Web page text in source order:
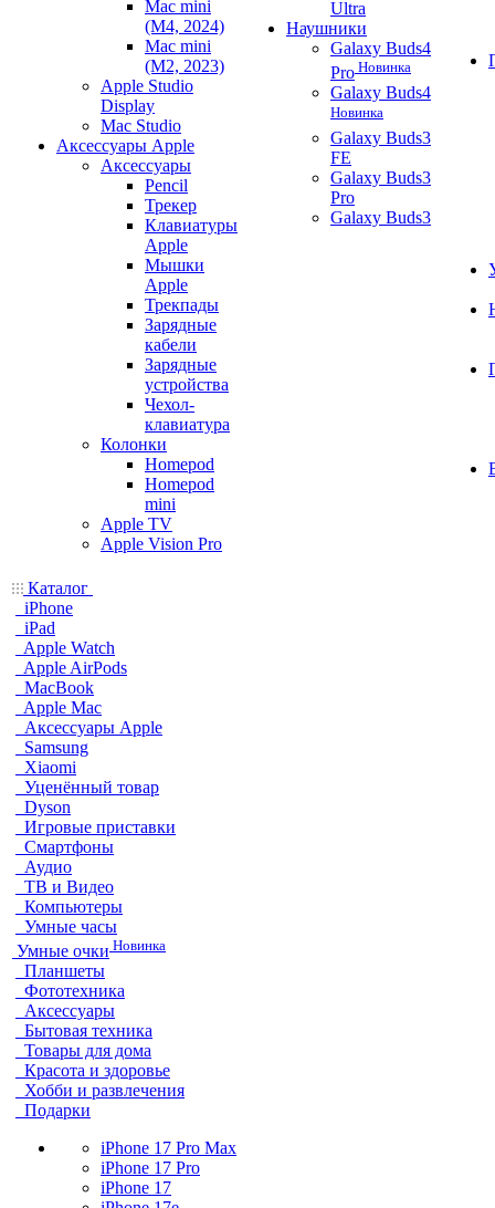
Mac mini
(M4, 2024)
Mac mini
(M2, 2023)
Apple Studio
Display
Mac Studio
Аксессуары Apple
Аксессуары
Pencil
Трекер
Клавиатуры
Apple
Мышки
Apple
Трекпады
Зарядные
кабели
Зарядные
устройства
Чехол-
клавиатура
Колонки
Homepod
Homepod
mini
Apple TV
Apple Vision Pro
Ultra
Наушники
Galaxy Buds4
Pro Новинка
Galaxy Buds4
Новинка
Galaxy Buds3
FE
Galaxy Buds3
Pro
Galaxy Buds3
Каталог
iPhone
iPad
Apple Watch
Apple AirPods
MacBook
Apple Mac
Аксессуары Apple
Samsung
Xiaomi
Уценённый товар
Dyson
Игровые приставки
Смартфоны
Аудио
ТВ и Видео
Компьютеры
Умные часы
Умные очки Новинка
Планшеты
Фототехника
Аксессуары
Бытовая техника
Товары для дома
Красота и здоровье
Хобби и развлечения
Подарки
iPhone 17 Pro Max
iPhone 17 Pro
iPhone 17